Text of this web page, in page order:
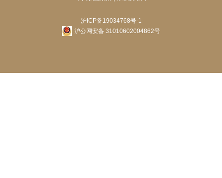
沪ICP备19034768号-1
沪公网安备 31010602004862号